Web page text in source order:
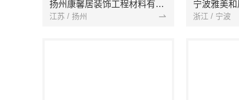
扬州康馨居装饰工程材料有限公司
江苏 / 扬州 浙江 / 宁波